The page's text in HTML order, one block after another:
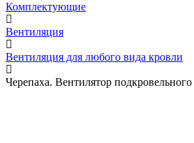
Комплектующие
Вентиляция
Вентиляция для любого вида кровли
Черепаха. Вентилятор